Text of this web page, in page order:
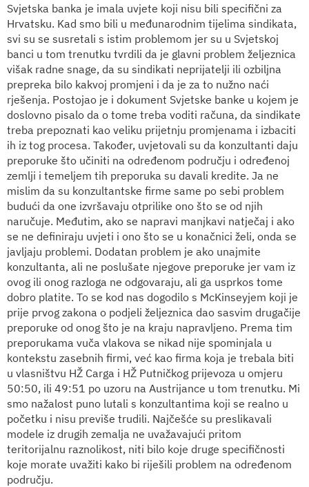
Svjetska banka je imala uvjete koji nisu bili specifični za
Hrvatsku. Kad smo bili u međunarodnim tijelima sindikata,
svi su se susretali s istim problemom jer su u Svjetskoj
banci u tom trenutku tvrdili da je glavni problem željeznica
višak radne snage, da su sindikati neprijatelji ili ozbiljna
prepreka bilo kakvoj promjeni i da je za to nužno naći
rješenja. Postojao je i dokument Svjetske banke u kojem je
doslovno pisalo da o tome treba voditi računa, da sindikate
treba prepoznati kao veliku prijetnju promjenama i izbaciti
ih iz tog procesa. Također, uvjetovali su da konzultanti daju
preporuke što učiniti na određenom području i određenoj
zemlji i temeljem tih preporuka su davali kredite. Ja ne
mislim da su konzultantske firme same po sebi problem
budući da one izvršavaju otprilike ono što se od njih
naručuje. Međutim, ako se napravi manjkavi natječaj i ako
se ne definiraju uvjeti i ono što se u konačnici želi, onda se
javljaju problemi. Dodatan problem je ako unajmite
konzultanta, ali ne poslušate njegove preporuke jer vam iz
ovog ili onog razloga ne odgovaraju, ali ga usprkos tome
dobro platite. To se kod nas dogodilo s McKinseyjem koji je
prije prvog zakona o podjeli željeznica dao sasvim drugačije
preporuke od onog što je na kraju napravljeno. Prema tim
preporukama vuča vlakova se nikad nije spominjala u
kontekstu zasebnih firmi, već kao firma koja je trebala biti
u vlasništvu HŽ Carga i HŽ Putničkog prijevoza u omjeru
50:50, ili 49:51 po uzoru na Austrijance u tom trenutku. Mi
smo nažalost puno lutali s konzultantima koji se realno u
početku i nisu previše trudili. Najčešće su preslikavali
modele iz drugih zemalja ne uvažavajući pritom
teritorijalnu raznolikost, niti bilo koje druge specifičnosti
koje morate uvažiti kako bi riješili problem na određenom
području.